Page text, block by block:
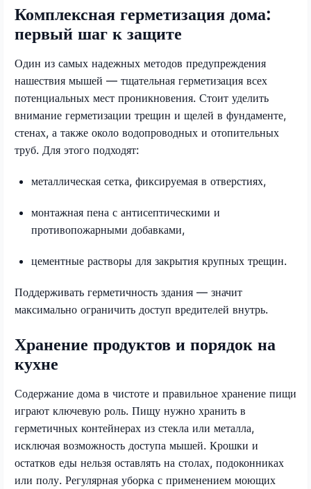
Комплексная герметизация дома:
первый шаг к защите
Один из самых надежных методов предупреждения
нашествия мышей — тщательная герметизация всех
потенциальных мест проникновения. Стоит уделить
внимание герметизации трещин и щелей в фундаменте,
стенах, а также около водопроводных и отопительных
труб. Для этого подходят:
металлическая сетка, фиксируемая в отверстиях,
монтажная пена с антисептическими и
противопожарными добавками,
цементные растворы для закрытия крупных трещин.
Поддерживать герметичность здания — значит
максимально ограничить доступ вредителей внутрь.
Хранение продуктов и порядок на
кухне
Содержание дома в чистоте и правильное хранение пищи
играют ключевую роль. Пищу нужно хранить в
герметичных контейнерах из стекла или металла,
исключая возможность доступа мышей. Крошки и
остатков еды нельзя оставлять на столах, подоконниках
или полу. Регулярная уборка с применением моющих